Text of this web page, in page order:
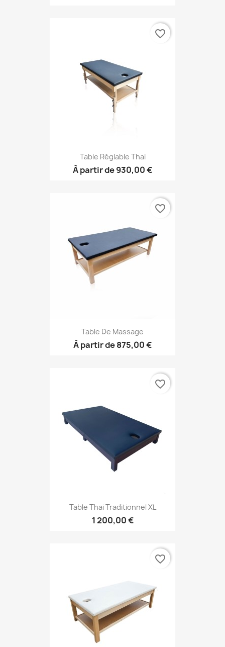
Table Réglable Thai
À partir de930,00 €
favorite_border
Table De Massage
À partir de875,00 €
favorite_border
Table Thai Traditionnel XL
1 200,00 €
favorite_border
favorite_border